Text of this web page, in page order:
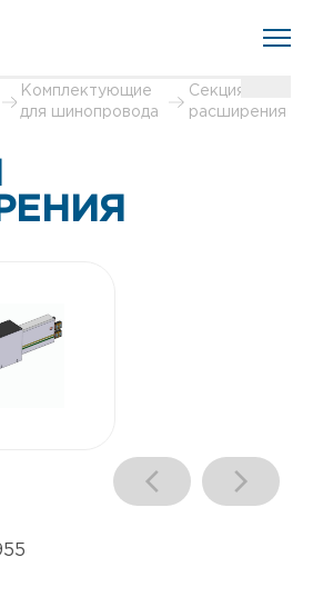
Комплектующие
для шинопровода
Секция
расширения